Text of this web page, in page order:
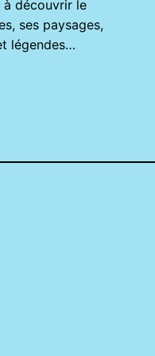
découvrir le
ses paysages,
légendes…